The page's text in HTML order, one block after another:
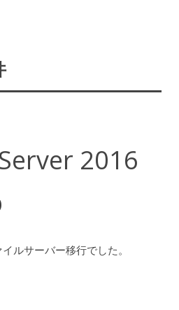
2016
ルサーバー移行でした。